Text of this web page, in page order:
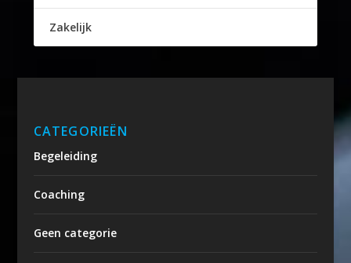
Zakelijk
CATEGORIEËN
Begeleiding
Coaching
Geen categorie